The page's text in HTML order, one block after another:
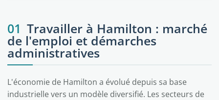
01 Travailler à Hamilton : marché
de l'emploi et démarches
administratives
L'économie de Hamilton a évolué depuis sa base
industrielle vers un modèle diversifié. Les secteurs de